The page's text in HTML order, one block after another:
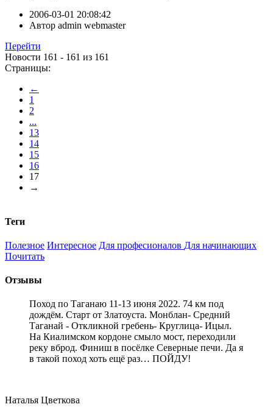
2006-03-01 20:08:42
Автор admin webmaster
Перейти
Новости 161 - 161 из 161
Страницы:
←
1
2
...
13
14
15
16
17
→
Теги
Полезное Интересное Для професионалов Для начинающих
Почитать
Отзывы
Поход по Таганаю 11-13 июня 2022. 74 км под
дождём. Старт от Златоуста. Монблан- Средний
Таганай - Откликной гребень- Круглица- Ицыл.
На Киалимском кордоне смыло мост, переходили
реку вброд. Финиш в посёлке Северные печи. Да я
в такой поход хоть ещё раз… ПОЙДУ!
Наталья Цветкова